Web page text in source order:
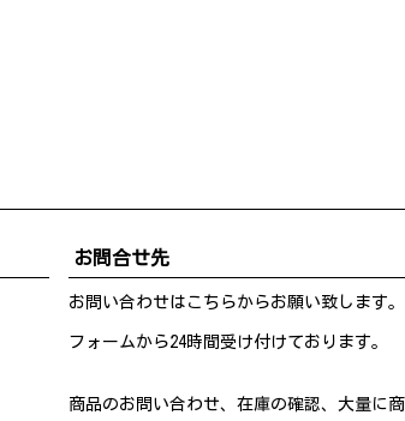
お問合せ先
お問い合わせは こちらからお願い致します。
フォームから24時間受け付けております。
商品のお問い合わせ、在庫の確認、大量に商